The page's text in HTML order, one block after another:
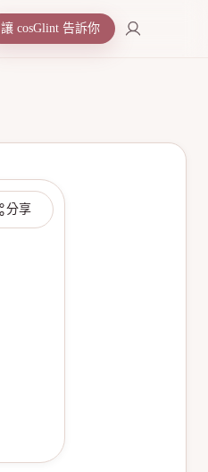
讓 cosGlint 告訴你
分享